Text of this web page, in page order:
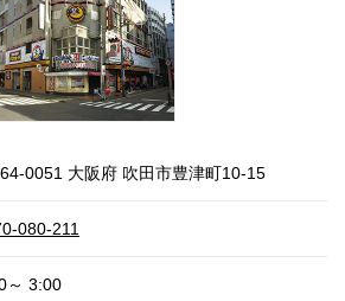
0051 大阪府 吹田市豊津町10-15
080-211
～ 3:00